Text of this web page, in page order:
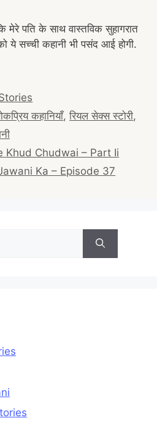
मेरे पति के साथ वास्तविक सुहागरात
ये सच्ची कहानी भी पसंद आई होगी.
कहानियाँ,रियल सेक्स स्टोरी,
Khud Chudwai – Part Ii
Ka – Episode 37